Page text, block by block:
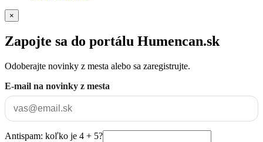
×
Zapojte sa do portálu Humencan.sk
Odoberajte novinky z mesta alebo sa zaregistrujte.
E-mail na novinky z mesta
Antispam: koľko je 4 + 5?